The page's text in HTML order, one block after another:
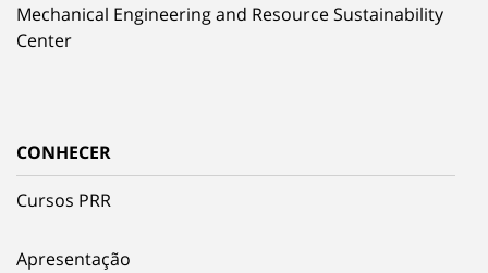
Mechanical Engineering and Resource Sustainability
Center
CONHECER
Cursos PRR
Apresentação